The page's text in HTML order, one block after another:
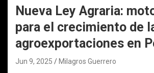
Nueva Ley Agraria:
para el crecimiento de
agroexportaciones en
Jun 9, 2025 Milagros Guerrero